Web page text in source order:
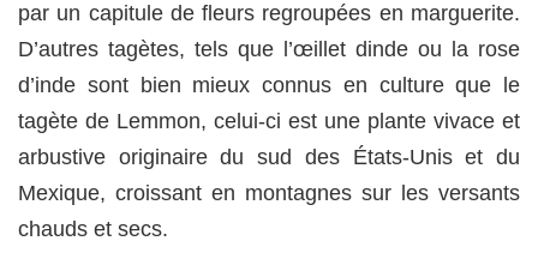
par un capitule de fleurs regroupées en marguerite.
D’autres tagètes, tels que l’œillet dinde ou la rose
d’inde sont bien mieux connus en culture que le
tagète de Lemmon, celui-ci est une plante vivace et
arbustive originaire du sud des États-Unis et du
Mexique, croissant en montagnes sur les versants
chauds et secs.